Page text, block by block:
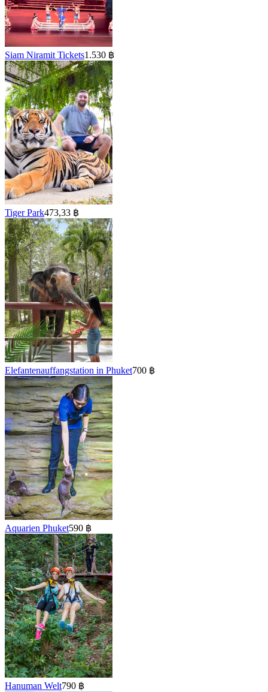
Siam Niramit Tickets1.530 ฿
Tiger Park473,33 ฿
Elefantenauffangstation in Phuket700 ฿
Aquarien Phuket590 ฿
Hanuman Welt790 ฿